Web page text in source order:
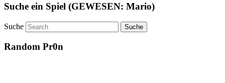
Suche ein Spiel (GEWESEN: Mario)
Suche
Random Pr0n